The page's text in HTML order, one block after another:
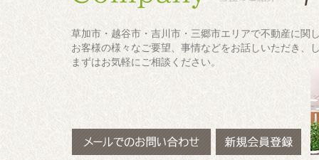
草加市・越谷市・吉川市・三郷市エリアで不動産に関
お客様の様々なご要望、事情などをお話しいただき、
まずはお気軽にご相談ください。